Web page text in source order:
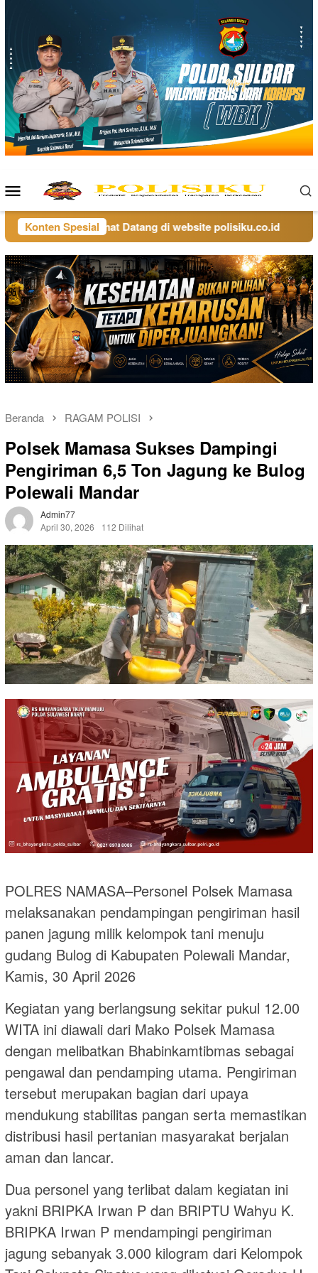
Menu
Mobile
Konten SpesialSelamat Datang di website polisiku.co.id
Beranda RAGAM POLISI
Polsek Mamasa Sukses Dampingi
Pengiriman 6,5 Ton Jagung ke Bulog
Polewali Mandar
Admin77
April 30, 2026
112 Dilihat
POLRES NAMASA–Personel Polsek Mamasa
melaksanakan pendampingan pengiriman hasil
panen jagung milik kelompok tani menuju
gudang Bulog di Kabupaten Polewali Mandar,
Kamis, 30 April 2026
Kegiatan yang berlangsung sekitar pukul 12.00
WITA ini diawali dari Mako Polsek Mamasa
dengan melibatkan Bhabinkamtibmas sebagai
pengawal dan pendamping utama. Pengiriman
tersebut merupakan bagian dari upaya
mendukung stabilitas pangan serta memastikan
distribusi hasil pertanian masyarakat berjalan
aman dan lancar.
Dua personel yang terlibat dalam kegiatan ini
yakni BRIPKA Irwan P dan BRIPTU Wahyu K.
BRIPKA Irwan P mendampingi pengiriman
jagung sebanyak 3.000 kilogram dari Kelompok